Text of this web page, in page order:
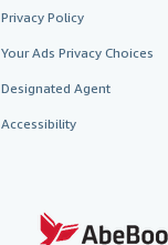
Privacy Policy
Your Ads Privacy Choices
Designated Agent
Accessibility